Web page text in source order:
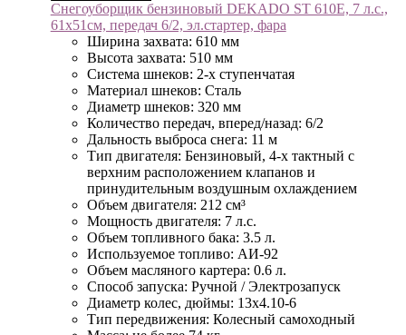
Снегоуборщик бензиновый DEKADO ST 610E, 7 л.с.,
61х51см, передач 6/2, эл.стартер, фара
Ширина захвата: 610 мм
Высота захвата: 510 мм
Система шнеков: 2-х ступенчатая
Материал шнеков: Сталь
Диаметр шнеков: 320 мм
Количество передач, вперед/назад: 6/2
Дальность выброса снега: 11 м
Тип двигателя: Бензиновый, 4-х тактный с
верхним расположением клапанов и
принудительным воздушным охлаждением
Объем двигателя: 212 см³
Мощность двигателя: 7 л.с.
Объем топливного бака: 3.5 л.
Используемое топливо: АИ-92
Объем масляного картера: 0.6 л.
Способ запуска: Ручной / Электрозапуск
Диаметр колес, дюймы: 13х4.10-6
Тип передвижения: Колесный самоходный